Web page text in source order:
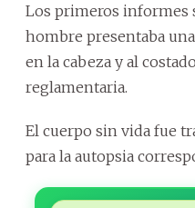
Los primeros informes
hombre presentaba
en la cabeza y al
reglamentaria.
El cuerpo sin vida fue
para la autopsia